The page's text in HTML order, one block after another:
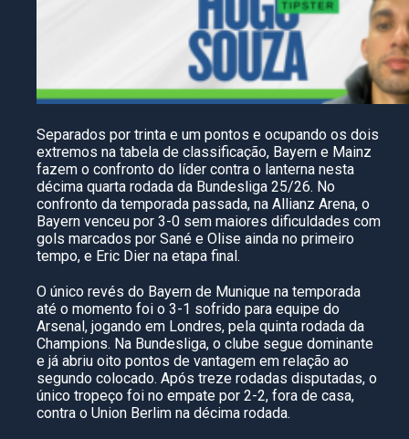
Separados por trinta e um pontos e ocupando os dois
extremos na tabela de classificação, Bayern e Mainz
fazem o confronto do líder contra o lanterna nesta
décima quarta rodada da Bundesliga 25/26. No
confronto da temporada passada, na Allianz Arena, o
Bayern venceu por 3-0 sem maiores dificuldades com
gols marcados por Sané e Olise ainda no primeiro
tempo, e Eric Dier na etapa final.
O único revés do Bayern de Munique na temporada
até o momento foi o 3-1 sofrido para equipe do
Arsenal, jogando em Londres, pela quinta rodada da
Champions. Na Bundesliga, o clube segue dominante
e já abriu oito pontos de vantagem em relação ao
segundo colocado. Após treze rodadas disputadas, o
único tropeço foi no empate por 2-2, fora de casa,
contra o Union Berlim na décima rodada.